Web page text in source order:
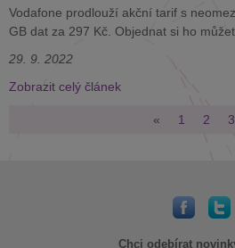
Vodafone prodlouží akční tarif s
GB dat za 297 Kč. Objednat si ho
29. 9. 2022
Zobrazit celý článek
« 1 2 3
Chci odebírat